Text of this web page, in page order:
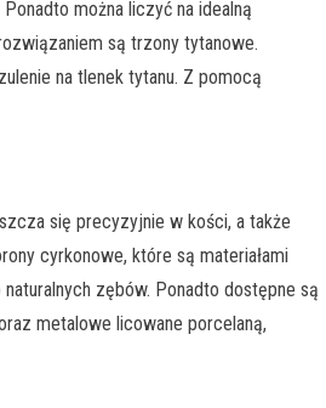
można liczyć na idealną
są trzony tytanowe.
na tlenek tytanu. Z pomocą
się precyzyjnie w kości, a także
cyrkonowe, które są materiałami
zębów. Ponadto dostępne są
metalowe licowane porcelaną,